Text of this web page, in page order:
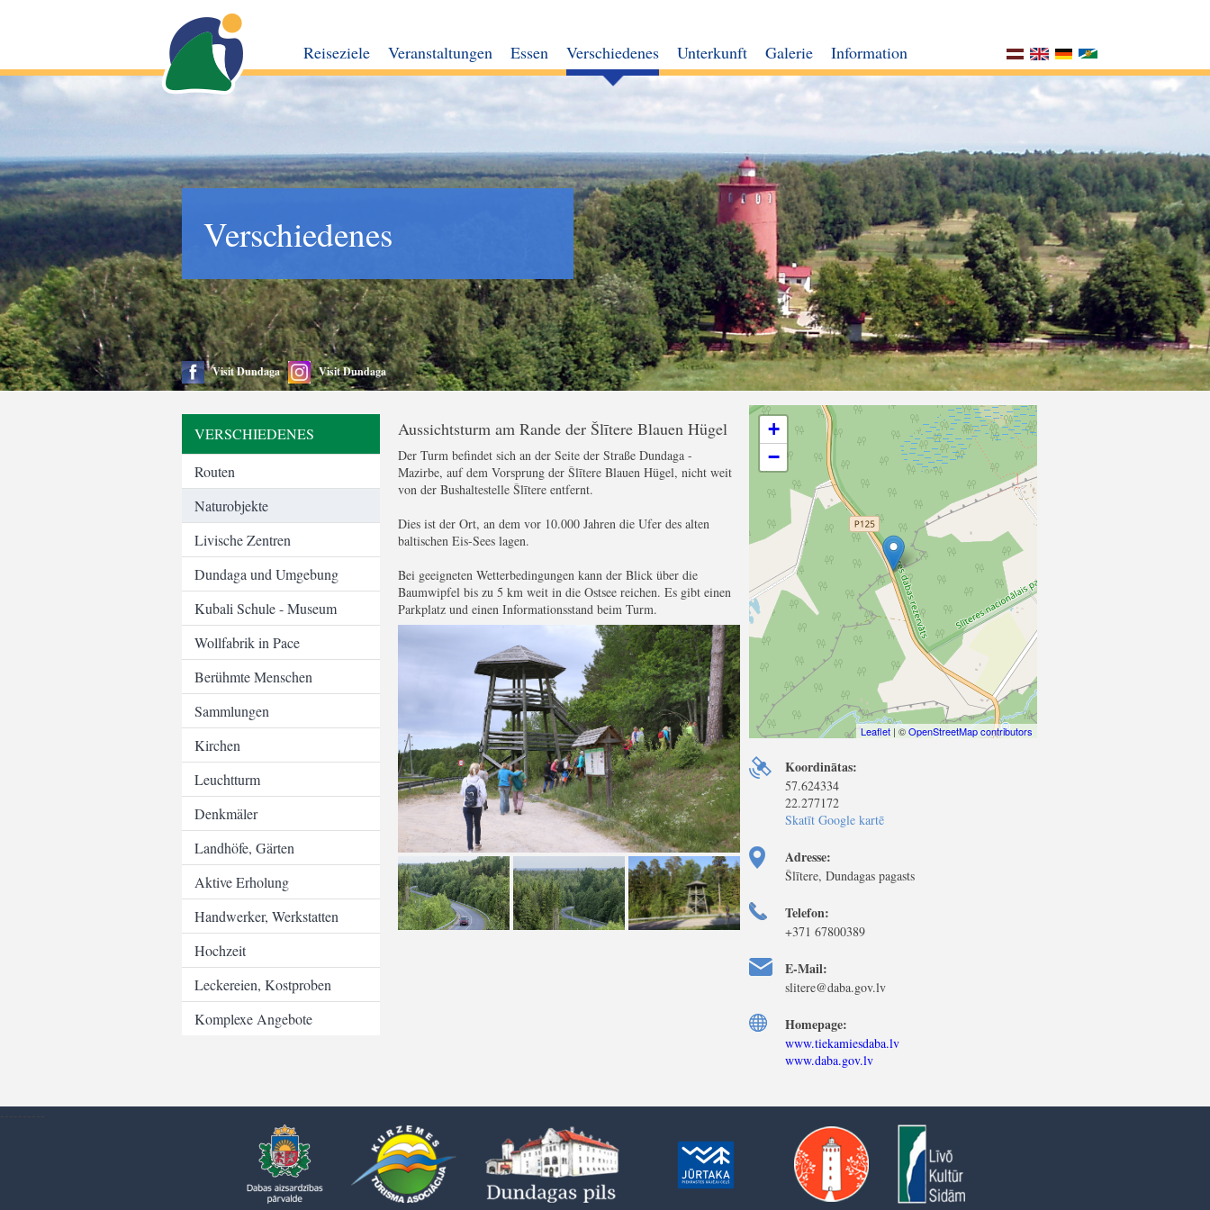
Reiseziele Veranstaltungen Essen Verschiedenes Unterkunft Galerie Information
Verschiedenes
Visit Dundaga Visit Dundaga
VERSCHIEDENES
Routen
Naturobjekte
Livische Zentren
Dundaga und Umgebung
Kubali Schule - Museum
Wollfabrik in Pace
Berühmte Menschen
Sammlungen
Kirchen
Leuchtturm
Denkmäler
Landhöfe, Gärten
Aktive Erholung
Handwerker, Werkstatten
Hochzeit
Leckereien, Kostproben
Komplexe Angebote
Aussichtsturm am Rande der Šlītere Blauen Hügel
Der Turm befindet sich an der Seite der Straße Dundaga -
Mazirbe, auf dem Vorsprung der Šlītere Blauen Hügel, nicht weit
von der Bushaltestelle Šlītere entfernt.
Dies ist der Ort, an dem vor 10.000 Jahren die Ufer des alten
baltischen Eis-Sees lagen.
Bei geeigneten Wetterbedingungen kann der Blick über die
Baumwipfel bis zu 5 km weit in die Ostsee reichen. Es gibt einen
Parkplatz und einen Informationsstand beim Turm.
+
−
Leaflet | ©OpenStreetMap contributors
Koordinātas:
57.624334
22.277172
Skatīt Google kartē
Adresse:
Šlītere, Dundagas pagasts
Telefon:
+371 67800389
E-Mail:
slitere@daba.gov.lv
Homepage:
www.tiekamiesdaba.lv
www.daba.gov.lv